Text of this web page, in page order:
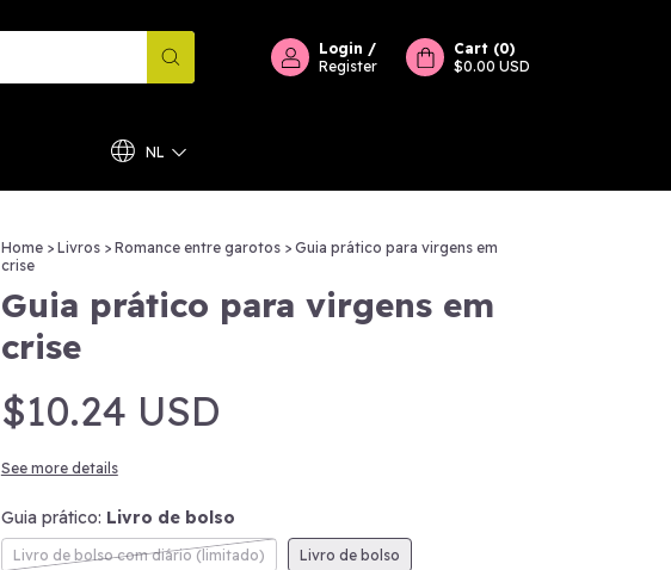
Login /
Register
Cart (0)
$0.00 USD
NL
Home > Livros > Romance entre garotos > Guia prático para virgens em
crise
Guia prático para virgens em
crise
$10.24 USD
See more details
Guia prático: Livro de bolso
Livro de bolso com diário (limitado) Livro de bolso